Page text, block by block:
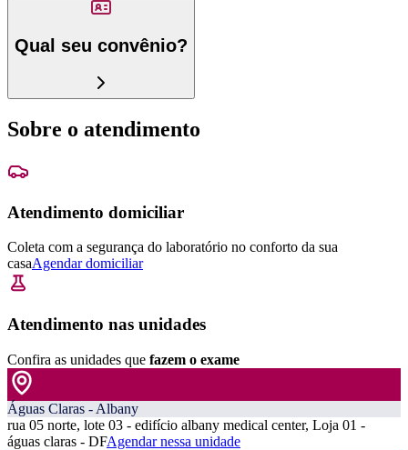
Qual seu convênio?
Sobre o atendimento
Atendimento domiciliar
Coleta com a segurança do laboratório no conforto da sua
casaAgendar domiciliar
Atendimento nas unidades
Confira as unidades que fazem o exame
Águas Claras - Albany
rua 05 norte, lote 03 - edifício albany medical center, Loja 01 -
águas claras - DFAgendar nessa unidade